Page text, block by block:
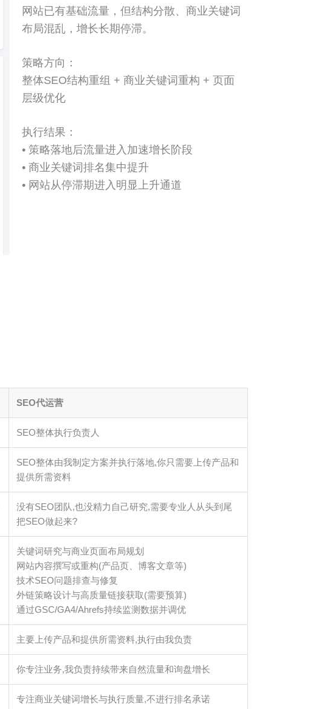
网站已有基础流量，但结构分散、商业关键词
布局混乱，增长长期停滞。
策略方向：
整体SEO结构重组 + 商业关键词重构 + 页面
层级优化
执行结果：
• 策略落地后流量进入加速增长阶段
• 商业关键词排名集中提升
• 网站从停滞期进入明显上升通道
SEO代运营
SEO整体执行负责人
SEO整体由我制定方案并执行落地,你只需要上传产品和
提供所需资料
没有SEO团队,也没精力自己研究,需要专业人从头到尾
把SEO做起来?
关键词研究与商业页面布局规划
网站内容撰写或重构(产品页、博客文章等)
技术SEO问题排查与修复
外链策略设计与高质量链接获取(需要预算)
通过GSC/GA4/Ahrefs持续监测数据并调优
主要上传产品和提供所需资料,执行由我负责
你专注业务,我负责持续带来自然流量和询盘增长
专注商业关键词增长与执行质量,不进行排名承诺